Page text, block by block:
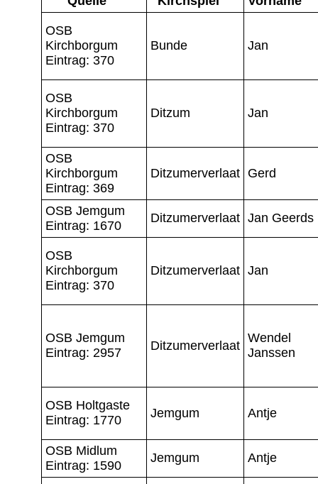
OSB
Kirchborgum
Eintrag: 370
Bunde Jan
OSB
Kirchborgum
Eintrag: 370
Ditzum Jan
OSB
Kirchborgum
Eintrag: 369
Ditzumerverlaat Gerd
OSB Jemgum
Eintrag: 1670
Ditzumerverlaat Jan Geerds
OSB
Kirchborgum
Eintrag: 370
Ditzumerverlaat Jan
OSB Jemgum
Eintrag: 2957
Ditzumerverlaat
Wendel
Janssen
OSB Holtgaste
Eintrag: 1770
Jemgum Antje
OSB Midlum
Eintrag: 1590
Jemgum Antje